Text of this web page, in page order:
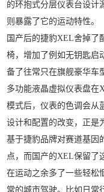
的环抱式分层仪表台设计
则暴露了它的运动特性。
国产后的捷豹XEL舍掉了
椅，增加了例如无钥匙启
备了往常只在旗舰豪华车
多功能液晶虚拟仪表盘在
模式后，仪表的色调会从
设计和配置的改变，正是
基于捷豹品牌对赛道基因
点，而国产的XEL保留了
在运动之余多了一些轻松
常的城市驾驶。比如日常